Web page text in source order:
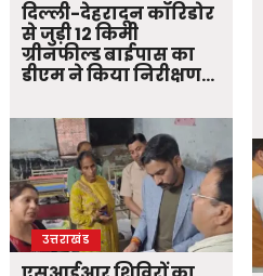
दिल्ली-देहरादून कॉरिडोर
से जुड़ी 12 किमी
ग्रीनफील्ड बाईपास का
डीएम ने किया निरीक्षण…
उत्तराखंड